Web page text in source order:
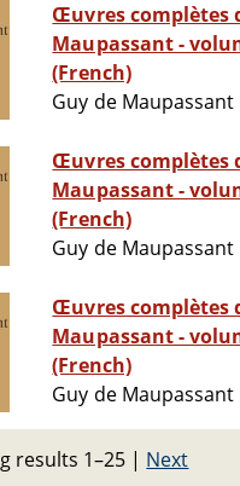
Œuvres complètes
Maupassant -
(French)
Guy de Maupassant
Œuvres complètes
Maupassant -
(French)
Guy de Maupassant
Œuvres complètes
Maupassant -
(French)
Guy de Maupassant
results 1–25 | Next